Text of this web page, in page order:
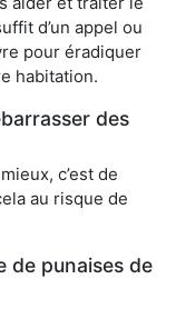
d’un appel ou
pour éradiquer
habitation.
des
c’est de
au risque de
de punaises de